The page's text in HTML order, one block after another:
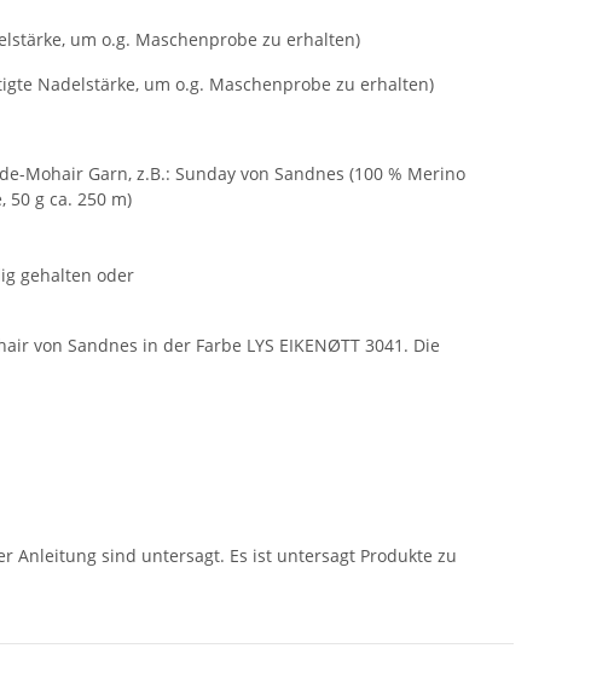
um o.g. Maschenprobe zu erhalten)
Nadelstärke, um o.g. Maschenprobe zu erhalten)
Mohair Garn, z.B.: Sunday von Sandnes (100 % Merino
50 g ca. 250 m)
gehalten oder
von Sandnes in der Farbe LYS EIKENØTT 3041. Die
Anleitung sind untersagt. Es ist untersagt Produkte zu